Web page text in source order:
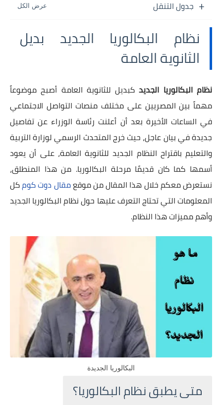
جدول التنقل
نظام البكالوريا الجديد بديل
الثانوية العامة
نظام البكالوريا الجديدكبديل للثانوية العامة أصبح موضوعاً
مهماً بين المصريين على مختلف منصات التواصل الاجتماعي
في الساعات الأخيرة بعد أن أعلنت رئاسة الوزراء عن تفاصيل
جديدة في بيان عاجل، حيث خرج المتحدث الرسمي لوزارة التربية
والتعليم باقتراح النظام الجديد للثانوية العامة، على أن يعود
أسمها كما كان قديمًا مرحلة البكالوريا. من هذا المنطلق،
نستعرض معكم خلال هذا المقال من موقعمقال دوت كومكل
المعلومات التي تحتاج التعرف عليها حول نظام البكالوريا الجديد
وأهم مميزات هذا النظام.
البكالوريا الجديدة
متى يطبق نظام البكالوريا؟